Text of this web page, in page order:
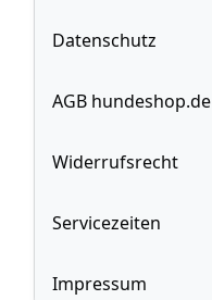
Datenschutz
AGB hundeshop.de
Widerrufsrecht
Servicezeiten
Impressum